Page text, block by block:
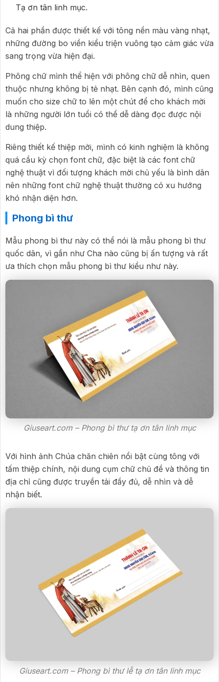
Tạ ơn tân linh mục.
Cả hai phần được thiết kế với tông nền màu vàng nhạt,
những đường bo viền kiểu triện vuông tạo cảm giác vừa
sang trọng vừa hiện đại.
Phông chữ mình thể hiện với phông chữ dễ nhìn, quen
thuộc nhưng không bị tẻ nhạt. Bên cạnh đó, mình cũng
muốn cho size chữ to lên một chút để cho khách mời
là những người lớn tuổi có thể dễ dàng đọc được nội
dung thiệp.
Riêng thiết kế thiệp mời, mình có kinh nghiệm là không
quá cầu kỳ chọn font chữ, đặc biệt là các font chữ
nghệ thuật vì đối tượng khách mời chủ yếu là bình dân
nên những font chữ nghệ thuật thường có xu hướng
khó nhận diện hơn.
Phong bì thư
Mẫu phong bì thư này có thể nói là mẫu phong bì thư
quốc dân, vì gần như Cha nào cũng bị ấn tượng và rất
ưa thích chọn mẫu phong bì thư kiểu như này.
Giuseart.com – Phong bì thư tạ ơn tân linh mục
Với hình ảnh Chúa chăn chiên nổi bật cùng tông với
tấm thiệp chính, nội dung cụm chữ chủ đề và thông tin
địa chỉ cũng được truyền tải đầy đủ, dễ nhìn và dễ
nhận biết.
Giuseart.com – Phong bì thư lễ tạ ơn tân linh mục